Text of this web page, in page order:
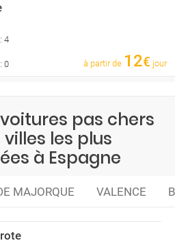
4
0
à partir de 12€ jour
pas chers
les plus
à Espagne
MAJORQUE VALENCE